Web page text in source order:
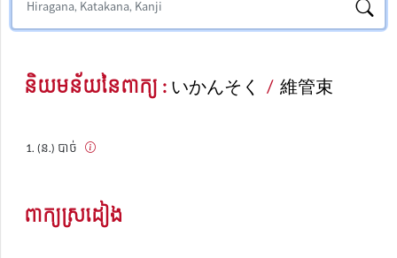
និយមន័យនៃពាក្យ :いかんそく / 維管束
(ន.) បាច់
ពាក្យស្រដៀង